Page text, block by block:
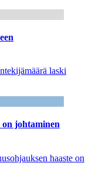
laski
johtaminen
haaste on